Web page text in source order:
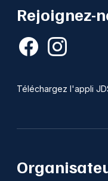
Rejoignez-
Téléchargez l'appli